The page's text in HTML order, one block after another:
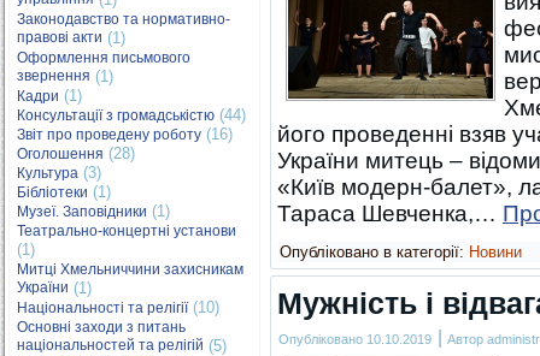
Законодавство та нормативно-
правові акти (1)
Оформлення письмового
звернення (1)
Кадри (1)
Консультації з громадськістю (44)
Звіт про проведену роботу (16)
Оголошення (28)
Культура (3)
Бібліотеки (1)
Музеї. Заповідники (1)
Театрально-концертні установи
(1)
Митці Хмельниччини захисникам
України (1)
Національності та релігії(10)
Основні заходи з питань
національностей та релігій (5)
його проведенні взяв
України митець –
«Київ модерн-балет»,
Тараса Шевченка,…
Опубліковано в категорії: Новини
Мужність і
Опубліковано 10.10.2019 | Автор